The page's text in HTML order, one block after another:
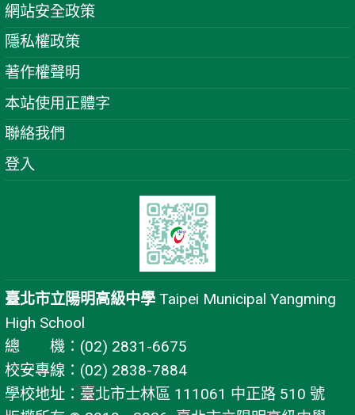
網站安全政策
隱私權政策
著作權聲明
本站使用正體字
聯絡我們
登入
臺北市立陽明高級中學 Taipei Municipal Yangming
High School
總 機：(02) 2831-6675
校安專線：(02) 2838-7884
學校地址：臺北市士林區 111061 中正路 510 號